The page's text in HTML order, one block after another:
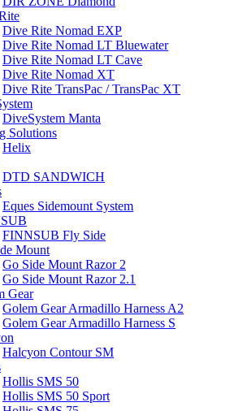
Dive Rite Nomad EXP
Dive Rite Nomad LT Bluewater
Dive Rite Nomad LT Cave
Dive Rite Nomad XT
Dive Rite TransPac / TransPac XT
DiveSystem Manta
Solutions
Helix
DTD SANDWICH
Eques Sidemount System
FINNSUB Fly Side
Mount
Go Side Mount Razor 2
Go Side Mount Razor 2.1
Gear
Golem Gear Armadillo Harness A2
Golem Gear Armadillo Harness S
Halcyon Contour SM
Hollis SMS 50
Hollis SMS 50 Sport